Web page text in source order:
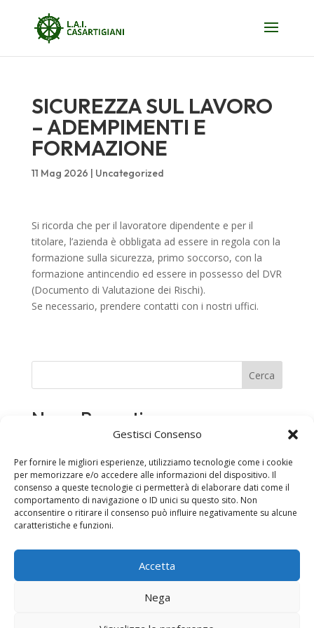
Gestisci Consenso
Per fornire le migliori esperienze, utilizziamo tecnologie come i cookie
per memorizzare e/o accedere alle informazioni del dispositivo. Il
consenso a queste tecnologie ci permetterà di elaborare dati come il
comportamento di navigazione o ID unici su questo sito. Non
acconsentire o ritirare il consenso può influire negativamente su alcune
caratteristiche e funzioni.
Accetta
Nega
SICUREZZA SUL LAVORO
– ADEMPIMENTI E
FORMAZIONE
11 Mag 2026 | Uncategorized
Si ricorda che per il lavoratore dipendente e per il
titolare, l’azienda è obbligata ad essere in regola con la
formazione sulla sicurezza, primo soccorso, con la
formazione antincendio ed essere in possesso del DVR
(Documento di Valutazione dei Rischi).
Se necessario, prendere contatti con i nostri uffici.
Cerca
News Recenti
CHIUSURA PER PERIODO FERIALE
35° Anniversario di fondazione di LAI CASARTIGIANI
Piacenza
SICUREZZA SUL LAVORO – ADEMPIMENTI E
Silenzio assenso sul TFR – Adesione automatica al